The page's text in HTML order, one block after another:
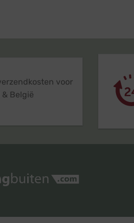
voor
België